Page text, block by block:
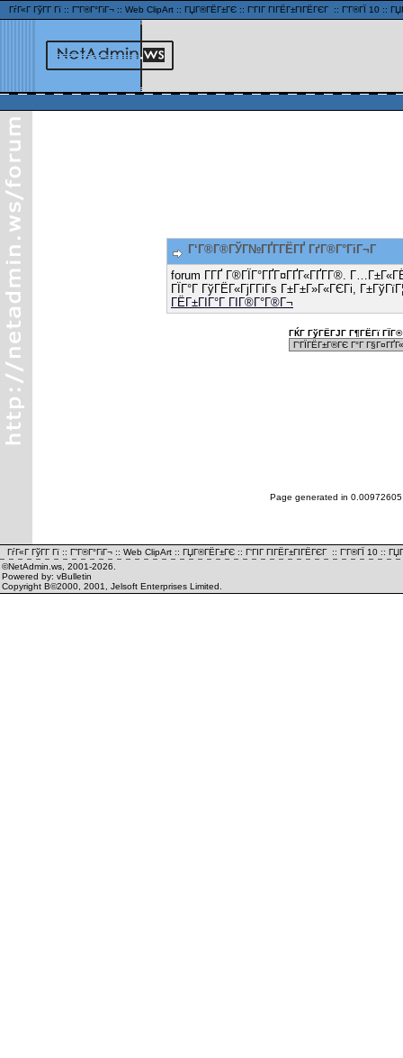
ГѓГ«Г ГўГ­Г Гї :: Г”Г®Г°ГіГ¬ :: Web ClipArt :: ГЏГ®ГЁГ±ГЄ :: Г‘ГІГ ГІГЁГ±ГІГЁГЄГ :: Г’Г®ГЇ 10 ::
Г‘Г®Г®ГЎГ№ГҐГ­ГЁГҐ ГґГ®Г°ГіГ¬Г
forum Г­ГҐ Г®ГЇГ°ГҐГ¤ГҐГ«ГҐГ­Г®.
ГЇГ°Г ГўГЁГ«ГјГ­ГіГѕ Г±Г±Г»Г«ГЄГі,
ГЁГ±ГІГ°Г ГІГ®Г°Г®Г¬
ГЌГ ГўГЁГЈГ Г¶ГЁГї ГЇГ®
Page generated in
ГѓГ«Г ГўГ­Г Гї :: Г”Г®Г°ГіГ¬ :: Web ClipArt :: ГЏГ®ГЁГ±ГЄ :: Г‘ГІГ ГІГЁГ±ГІГЁГЄГ :: Г’Г®ГЇ 10 ::
©NetAdmin.ws, 2001-2026.
Powered by: vBulletin
Copyright В©2000, 2001, Jelsoft Enterprises Limited.